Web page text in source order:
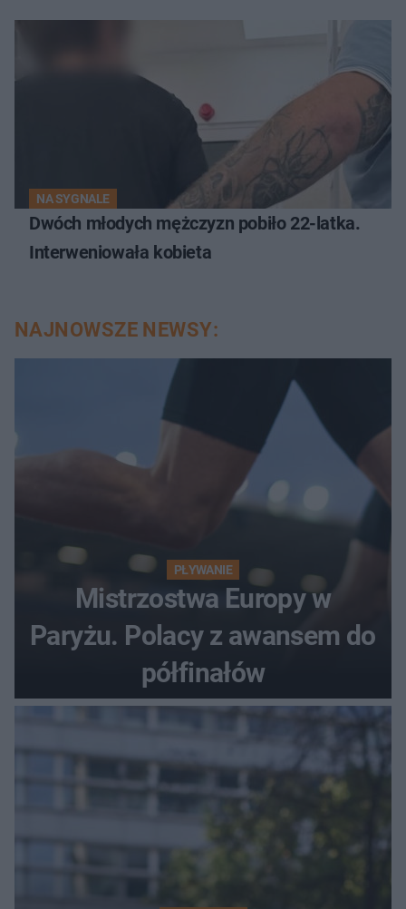
NA SYGNALE
Dwóch młodych mężczyzn pobiło 22-latka.
Interweniowała kobieta
NAJNOWSZE NEWSY:
PŁYWANIE
Mistrzostwa Europy w
Paryżu. Polacy z awansem do
półfinałów